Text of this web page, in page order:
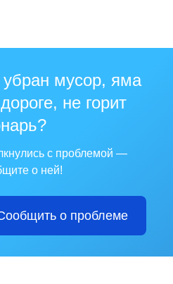
мусор, яма
не горит
с проблемой —
о ней!
о проблеме